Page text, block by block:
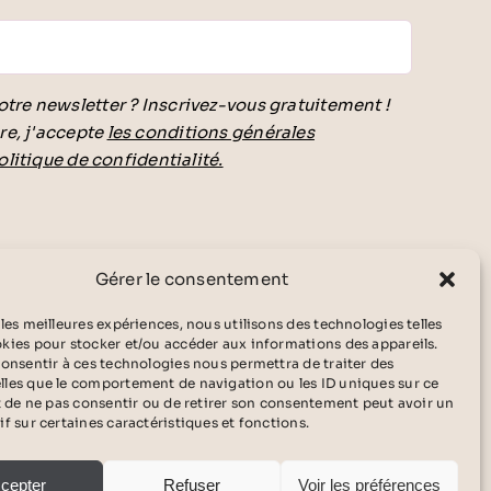
Gérer le consentement
meilleures expériences, nous utilisons des technologies telles
pour stocker et/ou accéder aux informations des appareils.
à ces technologies nous permettra de traiter des
que le comportement de navigation ou les ID uniques sur ce
de ne pas consentir ou de retirer son consentement peut avoir un
sur certaines caractéristiques et fonctions.
Refuser Voir les préférences
newsletter ? Inscrivez-vous gratuitement !
j'accepte les conditions générales
de confidentialité.